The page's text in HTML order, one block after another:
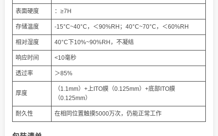
表面硬度 ：≥7H
存储温度 -15°C~40°C，＜90%RH；40°C~70°C，＜60%RH
相对湿度 40°C下10%~90%RH，不凝结
响应时间 <10毫秒
透过率 ＞85%
厚度
（1.1mm）+上ITO膜（0.125mm）+底部ITO膜
（0.125mm）
耐久性 在相同位置触摸5000万次，仍能正常工作